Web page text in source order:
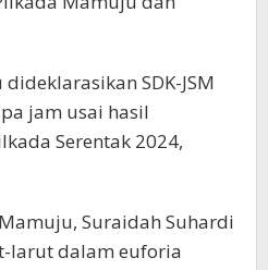
SDK-JSM
jam usai hasil
Serentak 2024,
Suraidah Suhardi
larut dalam euforia